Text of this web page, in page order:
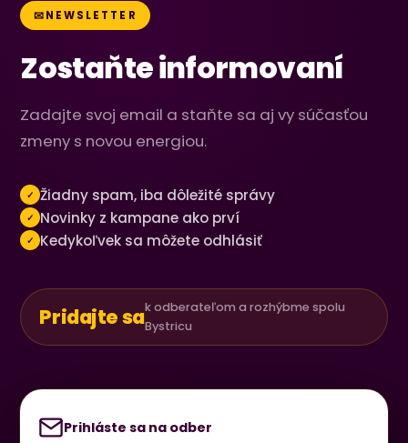
NEWSLETTER
Zostaňte informovaní
Zadajte svoj email a staňte sa aj vy súčasťou
zmeny s novou energiou.
✓ Žiadny spam, iba dôležité správy
✓ Novinky z kampane ako prví
✓ Kedykoľvek sa môžete odhlásiť
Pridajte sak odberateľom a rozhýbme spolu
Bystricu
Prihláste sa na odber